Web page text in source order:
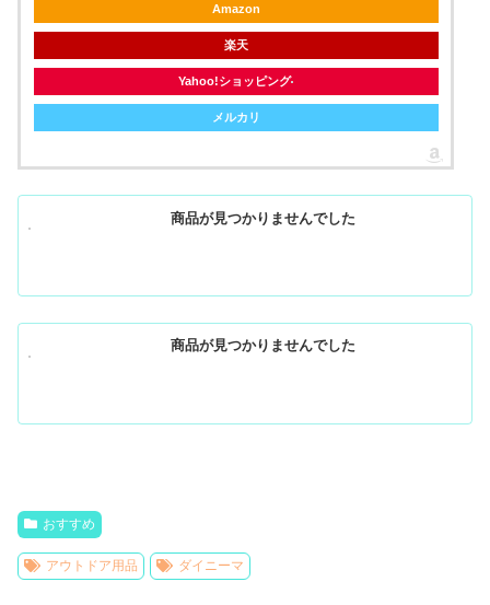
Amazon
楽天
Yahoo!ショッピング
メルカリ
商品が見つかりませんでした
商品が見つかりませんでした
おすすめ
アウトドア用品 ダイニーマ